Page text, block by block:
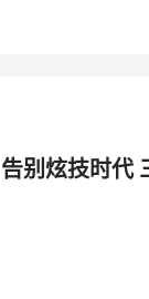
告别炫技时代